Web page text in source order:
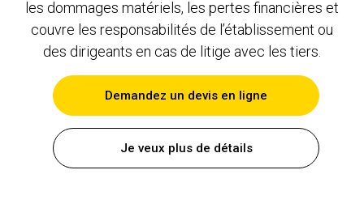
les dommages matériels, les pertes financières et
couvre les responsabilités de l’établissement ou
des dirigeants en cas de litige avec les tiers.
Demandez un devis en ligne
Je veux plus de détails